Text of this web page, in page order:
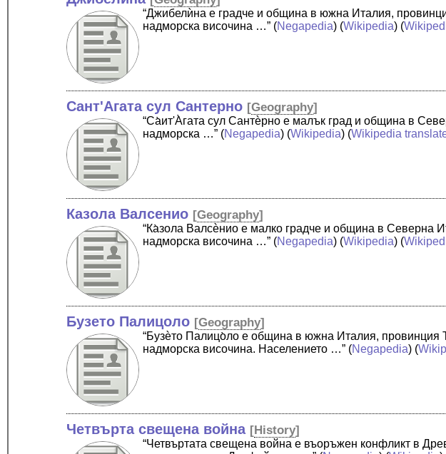
“Джибелѝна е градче и община в южна Италия,
надморска височина …” (Negapedia) (Wikipedia) (
Сант'Агата сул Сантерно [Geography]
“Cа̀ит'А̀гата сул Сантѐрно е малък град и община в
надморска …” (Negapedia) (Wikipedia) (Wikipedia
Казола Валсенио [Geography]
“Ка̀зола Валсѐнио е малко градче и община в Северна
надморска височина …” (Negapedia) (Wikipedia) (
Бузето Палицоло [Geography]
“Бузѐто Палицо̀ло е община в южна Италия, провинция
надморска височина. Населението …” (Negapedia) (
Четвърта свещена война [History]
“Четвъртата свещена война е въоръжен конфликт в